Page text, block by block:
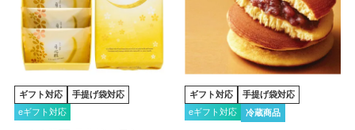
ギフト対応
手提げ袋対応
eギフト対応
ギフト対応
手提げ袋対応
eギフト対応
冷蔵商品